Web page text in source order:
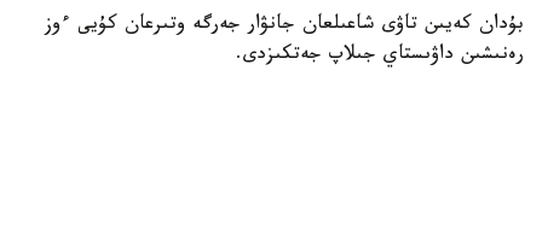
بۇدان كەيىن تاۋى شاعىلعان جانۋار جەرگە وتىرعان كۇيى ءوز
رەنىشىن داۋىستاي جىلاپ جەتكىزدى.